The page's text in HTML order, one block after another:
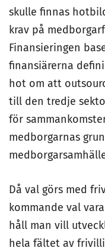
skulle finnas
krav på
Finansieringen
finansiärerna
hot om att
till den tredje
för
medborgarnas
Då val görs med
kommande val
håll man vill
hela fältet av